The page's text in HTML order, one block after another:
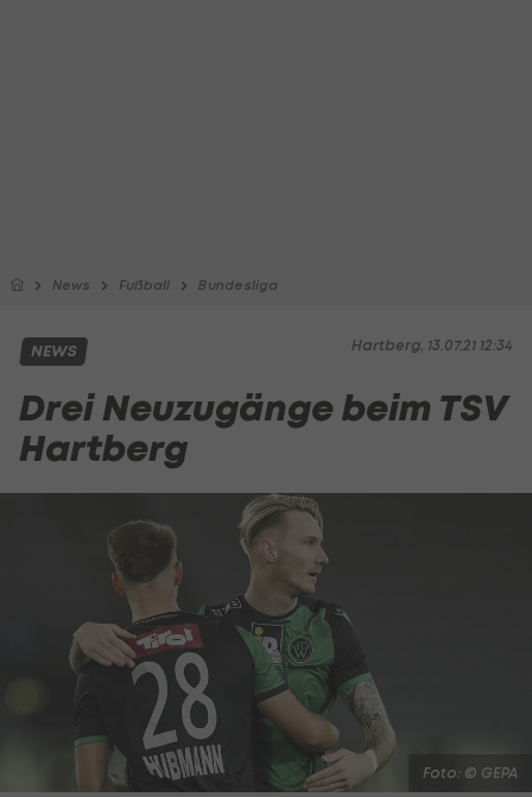
News Fußball Bundesliga
Hartberg, 13.07.21 12:34
NEWS
Drei Neuzugänge beim TSV
Hartberg
Foto: © GEPA